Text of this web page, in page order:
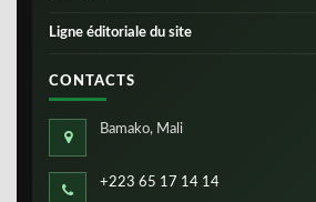
Ligne éditoriale du site
CONTACTS
Bamako, Mali
+223 65 17 14 14